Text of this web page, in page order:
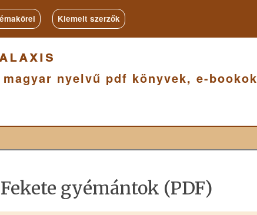
Kiemelt szerzők
nyelvű pdf könyvek, e-bookok
gyémántok (PDF)